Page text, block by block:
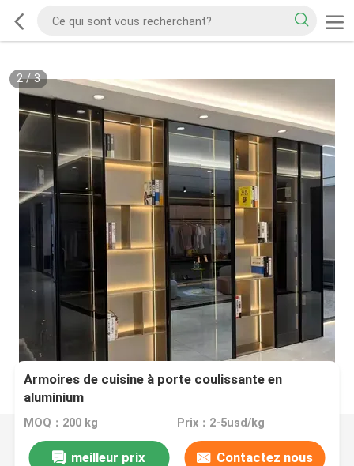
2/3
Armoires de cuisine à porte coulissante en
aluminium
MOQ：200 kg Prix：2-5usd/kg
meilleur prix Contactez nous